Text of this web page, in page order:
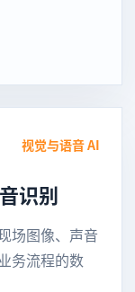
视觉与语音 AI
识别
场图像、声音
务流程的数